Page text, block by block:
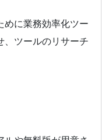
めに業務効率化ツー
、ツールのリサーチ